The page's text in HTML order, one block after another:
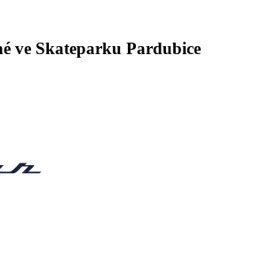
ve Skateparku Pardubice